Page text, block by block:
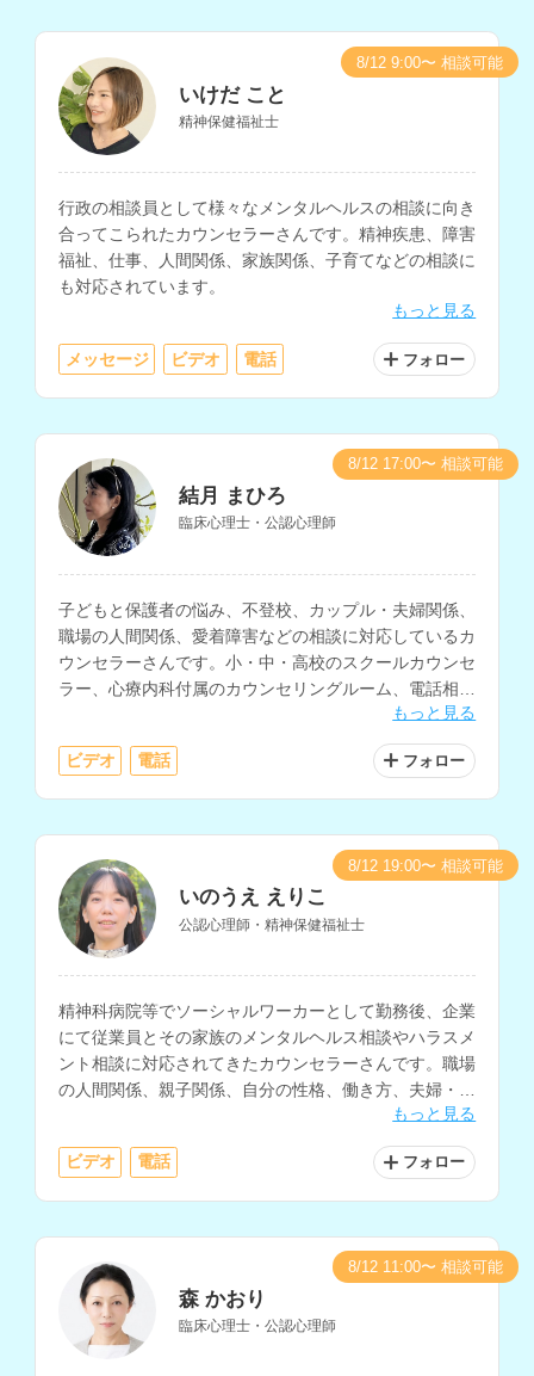
いけだ こと
精神保健福祉士
行政の相談員として様々なメンタルヘルスの相談に向き
合ってこられたカウンセラーさんです。精神疾患、障害
福祉、仕事、人間関係、家族関係、子育てなどの相談に
も対応されています。
もっと見る
メッセージ ビデオ 電話 フォロー
8/12 9:00〜 相談可能
結月 まひろ
臨床心理士・公認心理師
子どもと保護者の悩み、不登校、カップル・夫婦関係、
職場の人間関係、愛着障害などの相談に対応しているカ
ウンセラーさんです。小・中・高校のスクールカウンセ
ラー、心療内科付属のカウンセリングルーム、電話相
談、総合病院・大学病院の精神科、企業などでの相談経
もっと見る
ビデオ 電話 フォロー
8/12 17:00〜 相談可能
いのうえ えりこ
公認心理師・精神保健福祉士
精神科病院等でソーシャルワーカーとして勤務後、企業
にて従業員とその家族のメンタルヘルス相談やハラスメ
ント相談に対応されてきたカウンセラーさんです。職場
の人間関係、親子関係、自分の性格、働き方、夫婦・パ
ートナー関係などの相談に対応されています。もっと見る
ビデオ 電話 フォロー
8/12 19:00〜 相談可能
森 かおり
臨床心理士・公認心理師
8/12 11:00〜 相談可能